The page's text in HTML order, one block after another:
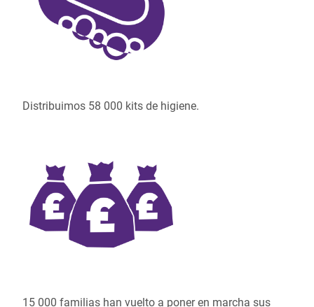
Distribuimos 58 000 kits de higiene.
15 000 familias han vuelto a poner en marcha sus